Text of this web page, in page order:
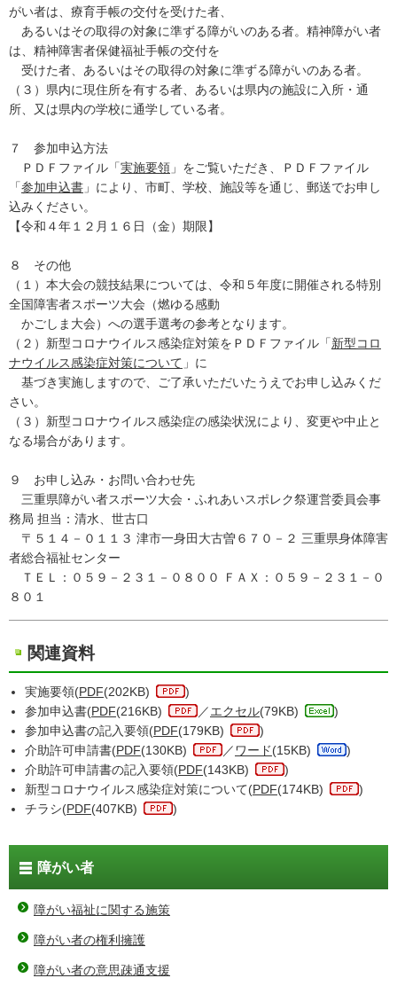
がい者は、療育手帳の交付を受けた者、
あるいはその取得の対象に準ずる障がいのある者。精神障がい者
は、精神障害者保健福祉手帳の交付を
受けた者、あるいはその取得の対象に準ずる障がいのある者。
（３）県内に現住所を有する者、あるいは県内の施設に入所・通
所、又は県内の学校に通学している者。
７ 参加申込方法
ＰＤＦファイル「実施要領 」をご覧いただき、ＰＤＦファイル
「参加申込書 」により、市町、学校、施設等を通じ、郵送でお申し
込みください。
【令和４年１２月１６日（金）期限】
８ その他
（１）本大会の競技結果については、令和５年度に開催される特別
全国障害者スポーツ大会（燃ゆる感動
かごしま大会）への選手選考の参考となります。
（２）新型コロナウイルス感染症対策をＰＤＦファイル「新型コロ
ナウイルス感染症対策について 」に
基づき実施しますので、ご了承いただいたうえでお申し込みくだ
さい。
（３）新型コロナウイルス感染症の感染状況により、変更や中止と
なる場合があります。
９ お申し込み・お問い合わせ先
三重県障がい者スポーツ大会・ふれあいスポレク祭運営委員会事
務局 担当：清水、世古口
〒５１４－０１１３ 津市一身田大古曽６７０－２ 三重県身体障害
者総合福祉センター
ＴＥＬ：０５９－２３１－０８００ ＦＡＸ：０５９－２３１－０
８０１
関連資料
実施要領(PDF(202KB)
)
参加申込書(PDF(216KB) ／エクセル(79KB)
)
参加申込書の記入要領(PDF(179KB)
)
介助許可申請書(PDF(130KB) ／ ワード(15KB)
)
介助許可申請書の記入要領(PDF(143KB)
)
新型コロナウイルス感染症対策について(PDF(174KB)
)
チラシ(PDF(407KB) )
障がい者
障がい福祉に関する施策
障がい者の権利擁護
障がい者の意思疎通支援